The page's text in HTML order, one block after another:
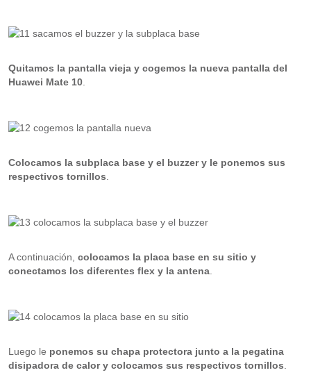
Quitamos la pantalla vieja y cogemos la nueva pantalla del
Huawei Mate 10.
Colocamos la subplaca base y el buzzer y le ponemos sus
respectivos tornillos
A continuación, colocamos la placa base en su sitio y
conectamos los diferentes flex y la antena.
Luego le ponemos su chapa protectora junto a la pegatina
disipadora de calor y colocamos sus respectivos tornillos